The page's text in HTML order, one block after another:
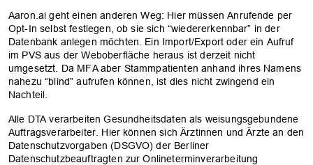
Aaron.ai geht einen anderen Weg: Hier müssen Anrufende per
Opt-In selbst festlegen, ob sie sich “wiedererkennbar” in der
Datenbank anlegen möchten. Ein Import/Export oder ein Aufruf
im PVS aus der Weboberfläche heraus ist derzeit nicht
umgesetzt. Da MFA aber Stammpatienten anhand ihres Namens
nahezu “blind” aufrufen können, ist dies nicht zwingend ein
Nachteil.
Alle DTA verarbeiten Gesundheitsdaten als weisungsgebundene
Auftragsverarbeiter. Hier können sich Ärztinnen und Ärzte an den
Datenschutzvorgaben (DSGVO) der Berliner
Datenschutzbeauftragten zur Onlineterminverarbeitung